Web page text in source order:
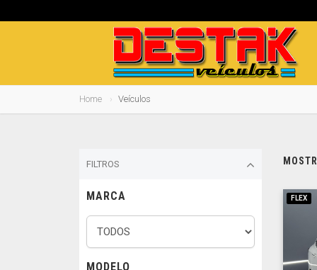
Home Veículos
FILTROS
MARCA
MODELO
FLEX